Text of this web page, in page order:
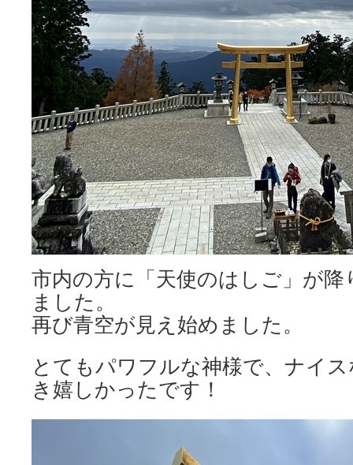
市内の方に「天使のはしご」が
ました。
再び青空が見え始めました。
とてもパワフルな神様で、ナイ
き嬉しかったです！